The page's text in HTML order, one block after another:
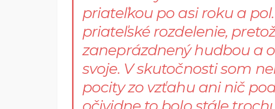
priateľkou po asi roku a
priateľské rozdelenie,
zaneprázdnený hudbou a
svoje. V skutočnosti som
pocity zo vzťahu ani nič